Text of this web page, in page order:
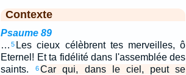
Contexte
Psaume 89
… 5 Les cieux célèbrent tes merveilles, ô
Eternel! Et ta fidélité dans l'assemblée des
saints.
6Car qui, dans le ciel, peut se